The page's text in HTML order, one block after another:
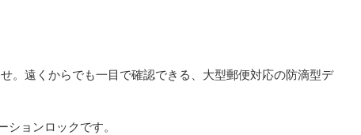
。遠くからでも一目で確認できる、大型郵便対応の防滴型デ
ョンロックです。